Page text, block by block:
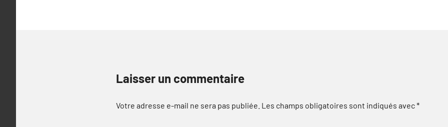
Laisser un commentaire
Votre adresse e-mail ne sera pas publiée. Les champs obligatoires sont indiqués avec*